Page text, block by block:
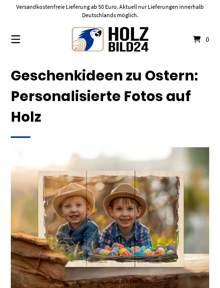
SpringeVersandkostenfreie Lieferung ab 50 Euro. Aktuell nur Lieferungen innerhalb
Deutschlands möglich.
0
Geschenkideen zu Ostern:
Personalisierte Fotos auf
Holz